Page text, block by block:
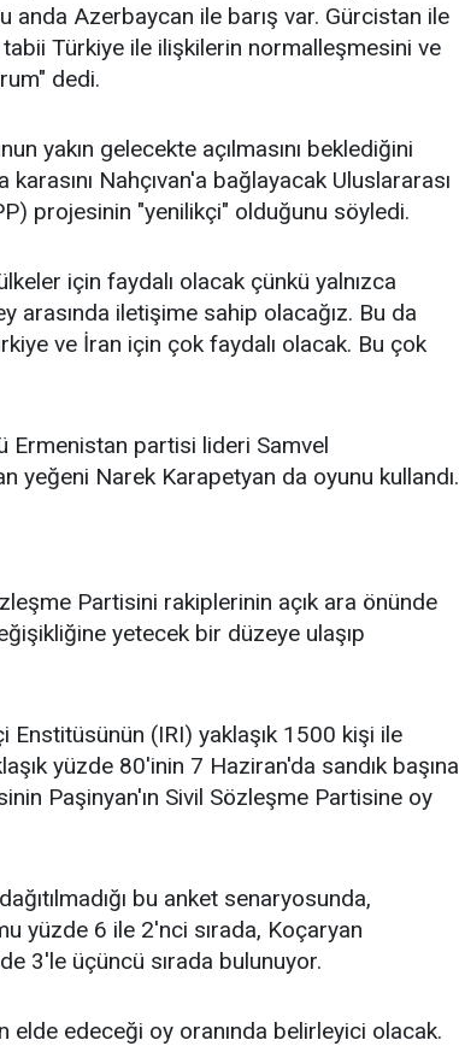
anda Azerbaycan ile barış var. Gürcistan ile
Türkiye ile ilişkilerin normalleşmesini ve
dedi.
yakın gelecekte açılmasını beklediğini
Nahçıvan'a bağlayacak Uluslararası
projesinin "yenilikçi" olduğunu söyledi.
için faydalı olacak çünkü yalnızca
arasında iletişime sahip olacağız. Bu da
ve İran için çok faydalı olacak. Bu çok
Ermenistan partisi lideri Samvel
yeğeni Narek Karapetyan da oyunu kullandı.
Partisini rakiplerinin açık ara önünde
yetecek bir düzeye ulaşıp
Enstitüsünün (IRI) yaklaşık 1500 kişi ile
yüzde 80'inin 7 Haziran'da sandık başına
Paşinyan'ın Sivil Sözleşme Partisine oy
bu anket senaryosunda,
yüzde 6 ile 2'nci sırada, Koçaryan
3'le üçüncü sırada bulunuyor.
elde edeceği oy oranında belirleyici olacak.